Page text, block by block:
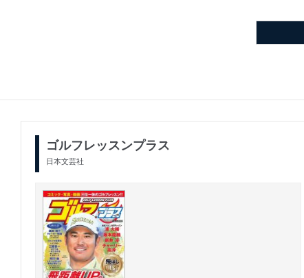
ゴルフレッスンプラス
日本文芸社